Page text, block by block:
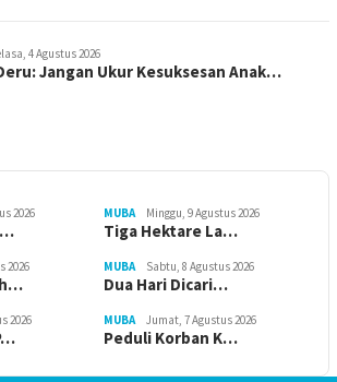
4 Agustus 2026
Jangan Ukur Kesuksesan Anak…
2026 MUBA Minggu, 9 Agustus 2026
Tiga Hektare La…
2026 MUBA Sabtu, 8 Agustus 2026
Dua Hari Dicari…
2026 MUBA Jumat, 7 Agustus 2026
Peduli Korban K…